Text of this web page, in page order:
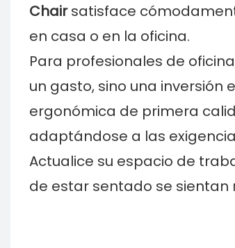
Chairsatisface
en casa o en la oficina.
Para profesionales de
un gasto, sino una inversión
ergonómica de primera
adaptándose a las
Actualice su espacio de
de estar sentado se sientan